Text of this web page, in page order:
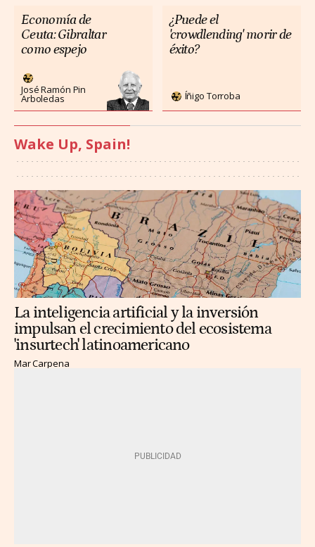
Economía de
Ceuta: Gibraltar
como espejo
José Ramón Pin
Arboledas
¿Puede el
'crowdlending' morir de
éxito?
Íñigo Torroba
Wake Up, Spain!
La inteligencia artificial y la inversión
impulsan el crecimiento del ecosistema
'insurtech' latinoamericano
Mar Carpena